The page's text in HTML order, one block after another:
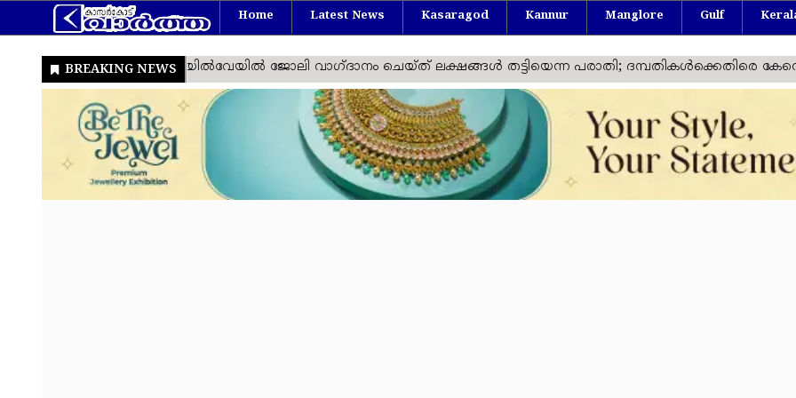
Home Latest News Kasaragod Kannur Manglore Gulf